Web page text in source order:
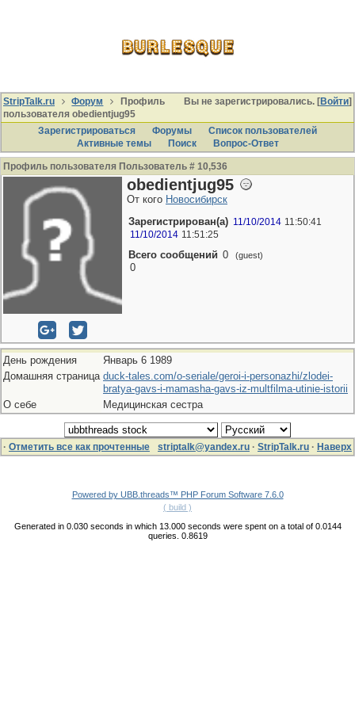
Вы не зарегистрировались. [Войти]
StripTalk.ru Форум
Профиль
пользователя obedientjug95
Зарегистрироваться
Форумы
Список пользователей
Активные темы
Поиcк Вопрос-Ответ
Профиль пользователя Пользователь # 10,536
obedientjug95
От кого Новосибирск
Зарегистрирован(а) 11/10/2014 11:50:41
11/10/2014 11:51:25
Всего сообщений 0 (guest)
0
День рождения
Январь 6 1989
Домашняя страница duck-tales.com/o-seriale/geroi-i-personazhi/zlodei-
bratya-gavs-i-mamasha-gavs-iz-multfilma-utinie-istorii
О себе
Медицинская сестра
· Отметить все как прочтенные striptalk@yandex.ru · StripTalk.ru · Наверх
Powered by UBB.threads™ PHP Forum Software 7.6.0
( build )
Generated in 0.030 seconds in which 13.000 seconds were spent on a total of 0.0144
queries. 0.8619